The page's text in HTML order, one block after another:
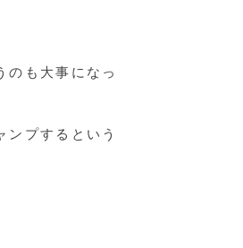
のも大事になっ
プするという